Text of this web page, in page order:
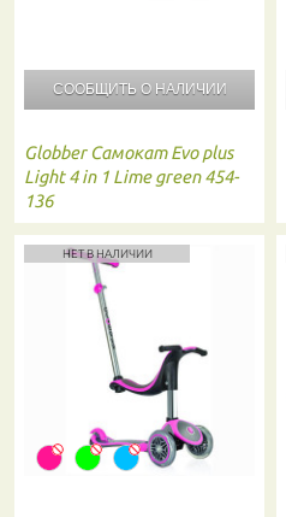
СООБЩИТЬ О НАЛИЧИИ
Globber Самокат Evo plus
Light 4 in 1 Lime green 454-
136
НЕТ В НАЛИЧИИ